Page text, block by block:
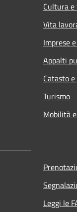
Cultura
Vita
Imprese
Appalti
Catasto
Turismo
Mobilità
Leggi le